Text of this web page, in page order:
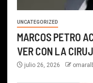
UNCATEGORIZED
MARCOS PETRO
VER CON LA
julio 26, 2026